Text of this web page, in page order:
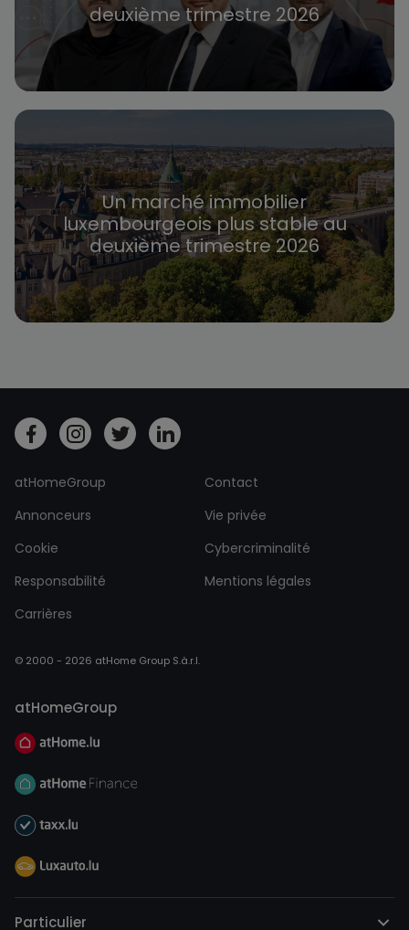
deuxième trimestre 2026
Un marché immobilier
luxembourgeois plus stable au
deuxième trimestre 2026
atHomeGroup
Contact
Annonceurs
Vie privée
Cookie
Cybercriminalité
Responsabilité
Mentions légales
Carrières
© 2000 - 2026 atHome Group S.à.r.l.
atHomeGroup
Particulier